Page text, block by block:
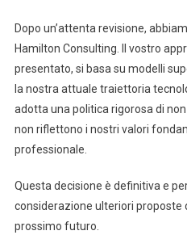
Dopo un’attenta revisione,
Hamilton Consulting. Il vostro
presentato, si basa su modelli
la nostra attuale traiettoria
adotta una politica rigorosa di
non riflettono i nostri valori
professionale.
Questa decisione è definitiva e
considerazione ulteriori proposte
prossimo futuro.